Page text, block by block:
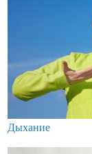
Дыхание